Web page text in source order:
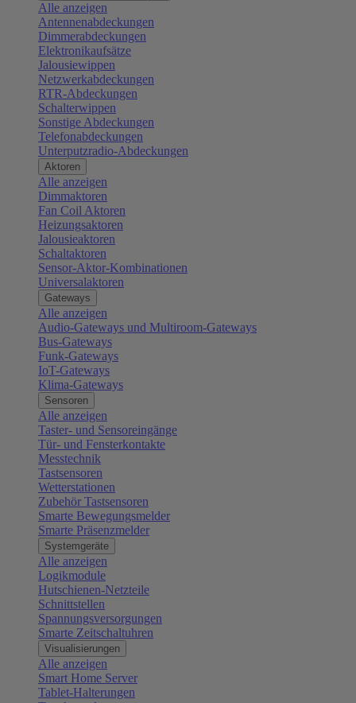
Alle anzeigen
Antennenabdeckungen
Dimmerabdeckungen
Elektronikaufsätze
Jalousiewippen
Netzwerkabdeckungen
RTR-Abdeckungen
Schalterwippen
Sonstige Abdeckungen
Telefonabdeckungen
Unterputzradio-Abdeckungen
Aktoren
Alle anzeigen
Dimmaktoren
Fan Coil Aktoren
Heizungsaktoren
Jalousieaktoren
Schaltaktoren
Sensor-Aktor-Kombinationen
Universalaktoren
Gateways
Alle anzeigen
Audio-Gateways und Multiroom-Gateways
Bus-Gateways
Funk-Gateways
IoT-Gateways
Klima-Gateways
Sensoren
Alle anzeigen
Taster- und Sensoreingänge
Tür- und Fensterkontakte
Messtechnik
Tastsensoren
Wetterstationen
Zubehör Tastsensoren
Smarte Bewegungsmelder
Smarte Präsenzmelder
Systemgeräte
Alle anzeigen
Logikmodule
Hutschienen-Netzteile
Schnittstellen
Spannungsversorgungen
Smarte Zeitschaltuhren
Visualisierungen
Alle anzeigen
Smart Home Server
Tablet-Halterungen